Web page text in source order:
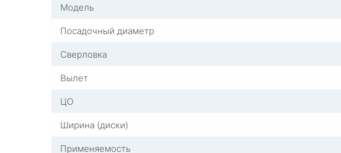
Модель
Посадочный диаметр
Сверловка
Вылет
ЦО
Ширина (диски)
Применяемость